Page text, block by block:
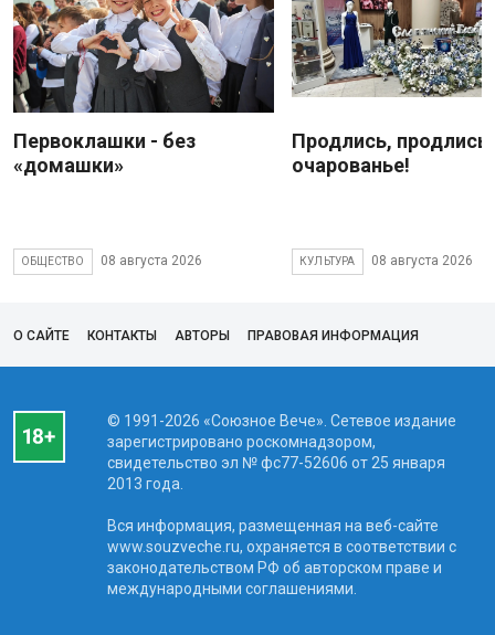
Первоклашки - без
«домашки»
ОБЩЕСТВО 08 августа 2026
Продлись, продлись
очарованье!
КУЛЬТУРА 08 августа 2026
О САЙТЕ КОНТАКТЫ АВТОРЫ ПРАВОВАЯ ИНФОРМАЦИЯ
© 1991-2026 «Союзное Вече». Сетевое издание
зарегистрировано роскомнадзором,
свидетельство эл № фc77-52606 от 25 января
2013 года.
Вся информация, размещенная на веб-сайте
www.souzveche.ru, охраняется в соответствии с
законодательством РФ об авторском праве и
международными соглашениями.